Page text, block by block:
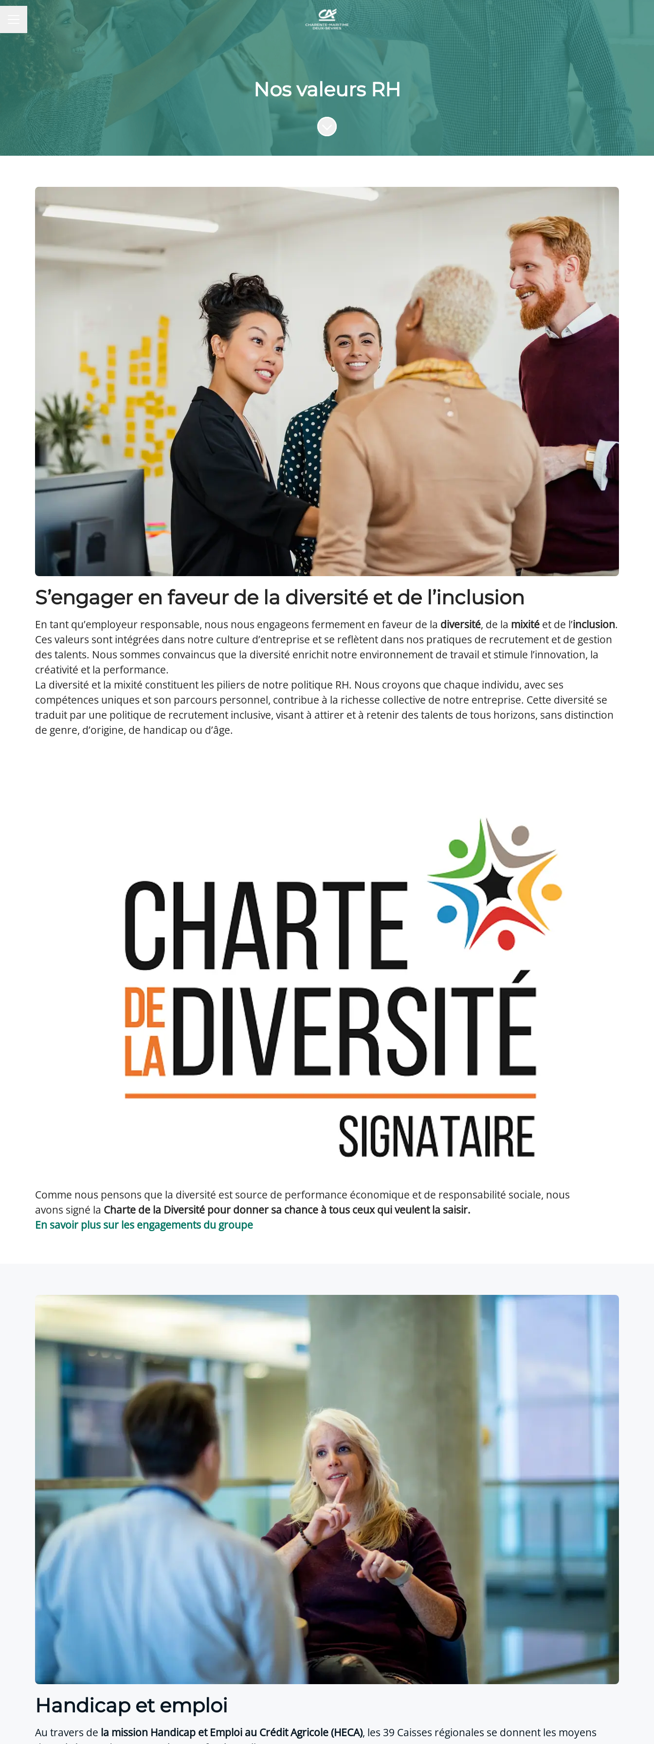
MENU CARRIÈRE
Nos valeurs RH
Faire défiler jusqu'au contenu
S’engager en faveur de la diversité et de l’inclusion
En tant qu’employeur responsable, nous nous engageons fermement en faveur de la diversité, de la mixité et de l’inclusion.
Ces valeurs sont intégrées dans notre culture d’entreprise et se reflètent dans nos pratiques de recrutement et de gestion
des talents. Nous sommes convaincus que la diversité enrichit notre environnement de travail et stimule l’innovation, la
créativité et la performance.
La diversité et la mixité constituent les piliers de notre politique RH. Nous croyons que chaque individu, avec ses
compétences uniques et son parcours personnel, contribue à la richesse collective de notre entreprise. Cette diversité se
traduit par une politique de recrutement inclusive, visant à attirer et à retenir des talents de tous horizons, sans distinction
de genre, d’origine, de handicap ou d’âge.
Comme nous pensons que la diversité est source de performance économique et de responsabilité sociale, nous
avons signé la Charte de la Diversité pour donner sa chance à tous ceux qui veulent la saisir.
En savoir plus sur les engagements du groupe
Handicap et emploi
Au travers de la mission Handicap et Emploi au Crédit Agricole (HECA), les 39 Caisses régionales se donnent les moyens